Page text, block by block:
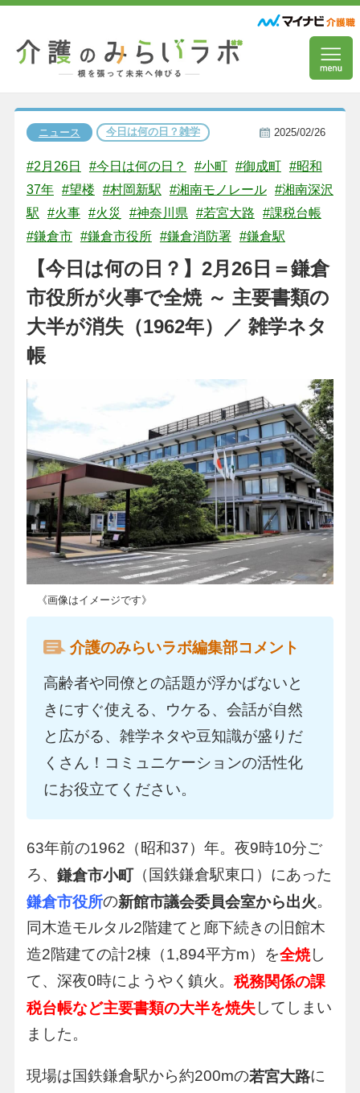
ニュース 今日は何の日？雑学 2025/02/26
#2月26日 #今日は何の日？ #小町 #御成町 #昭和
37年 #望楼 #村岡新駅 #湘南モノレール #湘南深沢
駅
#火事 #火災 #神奈川県 #若宮大路
#課税台帳
#鎌倉市 #鎌倉市役所 #鎌倉消防署 #鎌倉駅
【今日は何の日？】2月26日＝鎌倉
市役所が火事で全焼 ～ 主要書類の
大半が消失（1962年）／ 雑学ネタ
帳
《画像はイメージです》
介護のみらいラボ編集部コメント
高齢者や同僚との話題が浮かばないと
きにすぐ使える、ウケる、会話が自然
と広がる、雑学ネタや豆知識が盛りだ
くさん！コミュニケーションの活性化
にお役立てください。
63年前の1962（昭和37）年。夜9時10分ご
ろ、 鎌倉市小町（国鉄鎌倉駅東口）にあった
鎌倉市役所の新館市議会委員会室から出火。
同木造モルタル2階建てと廊下続きの旧館木
造2階建ての計2棟（1,894平方m）を全焼し
て、深夜0時にようやく鎮火。 税務関係の課
税台帳など主要書類の大半を焼失してしまい
ました。
現場は国鉄鎌倉駅から約200mの若宮大路に